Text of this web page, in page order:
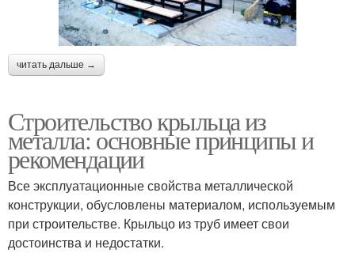
читать дальше →
Строительство крыльца из
металла: основные принципы и
рекомендации
Все эксплуатационные свойства металлической
конструкции, обусловлены материалом, используемым
при строительстве. Крыльцо из труб имеет свои
достоинства и недостатки.